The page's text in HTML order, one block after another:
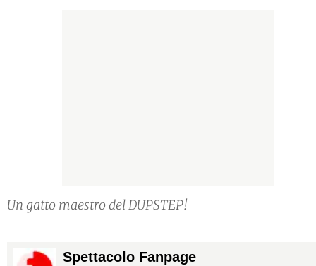
Un gatto maestro del DUPSTEP!
Spettacolo Fanpage